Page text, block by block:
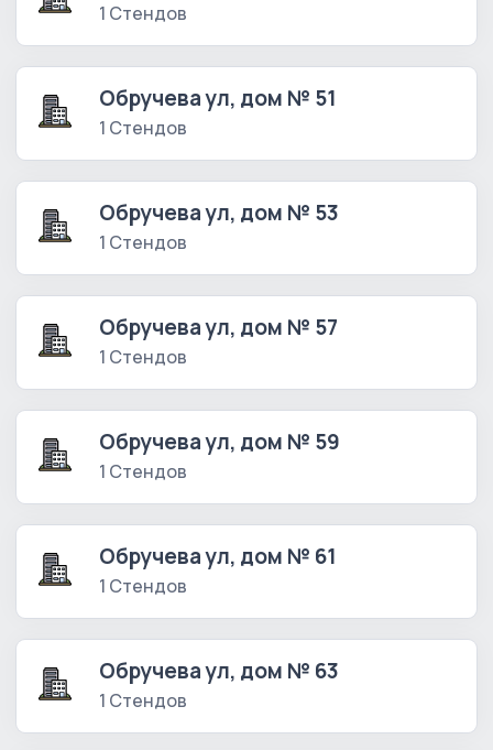
1 Стендов
Обручева ул, дом № 51
1 Стендов
Обручева ул, дом № 53
1 Стендов
Обручева ул, дом № 57
1 Стендов
Обручева ул, дом № 59
1 Стендов
Обручева ул, дом № 61
1 Стендов
Обручева ул, дом № 63
1 Стендов